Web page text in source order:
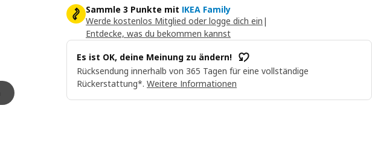
Sammle 3 Punkte mit IKEA Family
Werde kostenlos Mitglied oder logge dich ein |
Entdecke, was du bekommen kannst
Es ist OK, deine Meinung zu ändern!
Rücksendung innerhalb von 365 Tagen für eine vollständige
Rückerstattung*. Weitere Informationen